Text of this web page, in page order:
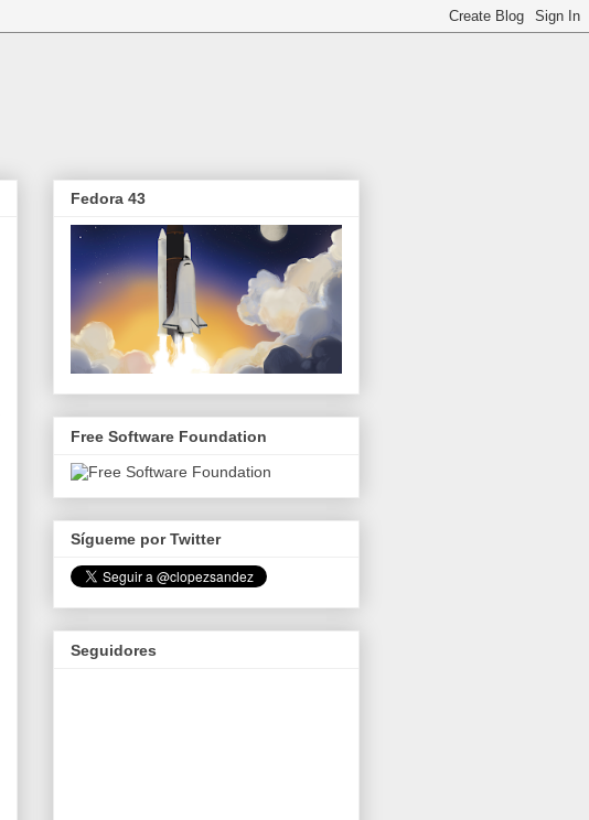
Fedora 43
Free Software Foundation
Sígueme por Twitter
Seguidores